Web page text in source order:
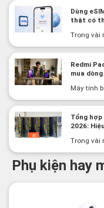
Dùng
thật có
Trong vài
Redmi
mua
Máy tính
Tổng hợp
2026:
Trong vài
Phụ kiện hay